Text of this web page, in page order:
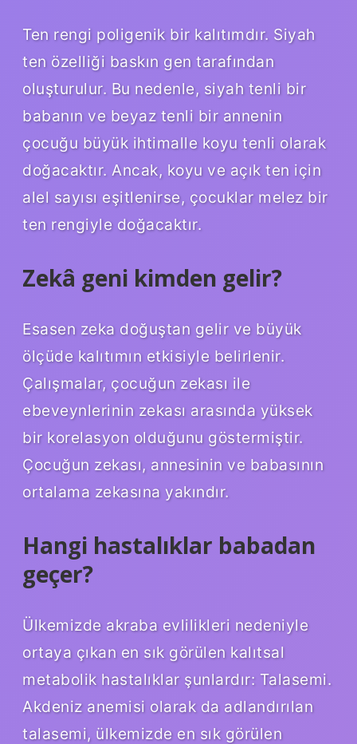
Ten rengi poligenik bir kalıtımdır. Siyah
ten özelliği baskın gen tarafından
oluşturulur. Bu nedenle, siyah tenli bir
babanın ve beyaz tenli bir annenin
çocuğu büyük ihtimalle koyu tenli olarak
doğacaktır. Ancak, koyu ve açık ten için
alel sayısı eşitlenirse, çocuklar melez bir
ten rengiyle doğacaktır.
Zekâ geni kimden gelir?
Esasen zeka doğuştan gelir ve büyük
ölçüde kalıtımın etkisiyle belirlenir.
Çalışmalar, çocuğun zekası ile
ebeveynlerinin zekası arasında yüksek
bir korelasyon olduğunu göstermiştir.
Çocuğun zekası, annesinin ve babasının
ortalama zekasına yakındır.
Hangi hastalıklar babadan
geçer?
Ülkemizde akraba evlilikleri nedeniyle
ortaya çıkan en sık görülen kalıtsal
metabolik hastalıklar şunlardır: Talasemi.
Akdeniz anemisi olarak da adlandırılan
talasemi, ülkemizde en sık görülen